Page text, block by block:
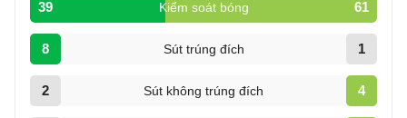
39 Kiểm soát bóng 61
8 Sút trúng đích 1
2 Sút không trúng đích 4